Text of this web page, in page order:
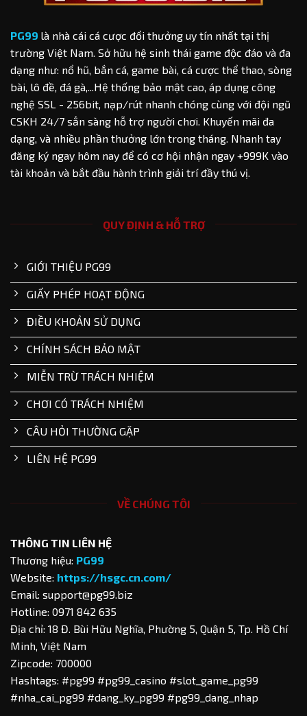
PG99 là nhà cái cá cược đổi thưởng uy tín nhất tại thị
trường Việt Nam. Sở hữu hệ sinh thái game độc đáo và đa
dạng như: nổ hũ, bắn cá, game bài, cá cược thể thao, sòng
bài, lô đề, đá gà,...Hệ thống bảo mật cao, áp dụng công
nghệ SSL - 256bit, nạp/rút nhanh chóng cùng với đội ngũ
CSKH 24/7 sẳn sàng hỗ trợ người chơi. Khuyến mãi đa
dạng, và nhiều phần thưởng lớn trong tháng. Nhanh tay
đăng ký ngay hôm nay để có cơ hội nhận ngay +999K vào
tài khoản và bắt đầu hành trình giải trí đầy thú vị.
QUY ĐỊNH & HỖ TRỢ
GIỚI THIỆU PG99
GIẤY PHÉP HOẠT ĐỘNG
ĐIỀU KHOẢN SỬ DỤNG
CHÍNH SÁCH BẢO MẬT
MIỄN TRỪ TRÁCH NHIỆM
CHƠI CÓ TRÁCH NHIỆM
CÂU HỎI THƯỜNG GẶP
LIÊN HỆ PG99
VỀ CHÚNG TÔI
THÔNG TIN LIÊN HỆ
Thương hiệu: PG99
Website: https://hsgc.cn.com/
Email: support@pg99.biz
Hotline: 0971 842 635
Địa chỉ: 18 Đ. Bùi Hữu Nghĩa, Phường 5, Quận 5, Tp. Hồ Chí
Minh, Việt Nam
Zipcode: 700000
Hashtags: #pg99 #pg99_casino #slot_game_pg99
#nha_cai_pg99 #dang_ky_pg99 #pg99_dang_nhap